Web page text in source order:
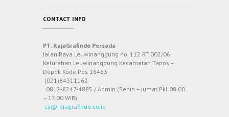
CONTACT INFO
PT. RajaGrafindo Persada
Jalan Raya Leuwinanggung no. 112 RT 002/06
Kelurahan Leuwinanggung Kecamatan Tapos –
Depok Kode Pos 16463
(021)84311162
0812-8247-4885 / Admin (Senin – Jumat Pkl 08.00
– 17.00 WIB)
cs@rajagrafindo.co.id